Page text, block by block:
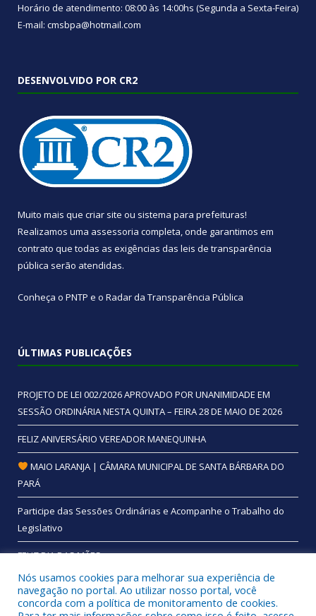
Horário de atendimento: 08:00 às 14:00hs (Segunda a Sexta-Feira)
E-mail: cmsbpa@hotmail.com
DESENVOLVIDO POR CR2
Muito mais que criar site ou sistema para prefeituras!
Realizamos uma assessoria completa, onde garantimos em
contrato que todas as exigências das leis de transparência
pública serão atendidas.
Conheça o PNTP e o Radar da Transparência Pública
ÚLTIMAS PUBLICAÇÕES
PROJETO DE LEI 002/2026 APROVADO POR UNANIMIDADE EM
SESSÃO ORDINÁRIA NESTA QUINTA – FEIRA 28 DE MAIO DE 2026
FELIZ ANIVERSÁRIO VEREADOR MANEQUINHA
MAIO LARANJA | CÂMARA MUNICIPAL DE SANTA BÁRBARA DO
PARÁ
Participe das Sessões Ordinárias e Acompanhe o Trabalho do
Legislativo
FELIZ DIA DAS MÃES
Nós usamos cookies para melhorar sua experiência de
navegação no portal. Ao utilizar nosso portal, você
concorda com a política de monitoramento de cookies.